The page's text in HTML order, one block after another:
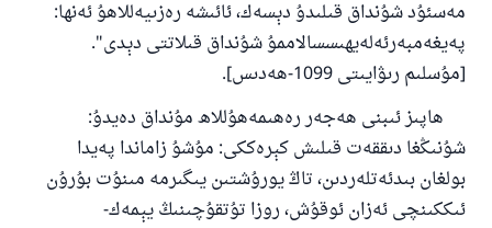
مەسئۇد شۇنداق قىلىدۇ دېسەك، ئائىشە رەزىيەللاھۇ ئەنھا:
پەيغەمبەرئەلەيھىسسالاممۇ شۇنداق قىلاتتى دېدى".
[مۇسلىم رىۋايىتى 1099-ھەدىس].
ھاپىز ئىبنى ھەجەر رەھىمەھۇللاھ مۇنداق دەيدۇ:
شۇنىڭغا دىققەت قىلىش كېرەككى: مۇشۇ زاماندا پەيدا
بولغان بىدئەتلەردىن، تاڭ يورۇشتىن يىگىرمە مىنۇت بۇرۇن
ئىككىنچى ئەزان ئوقۇش، روزا تۇتقۇچىنىڭ يېمەك-